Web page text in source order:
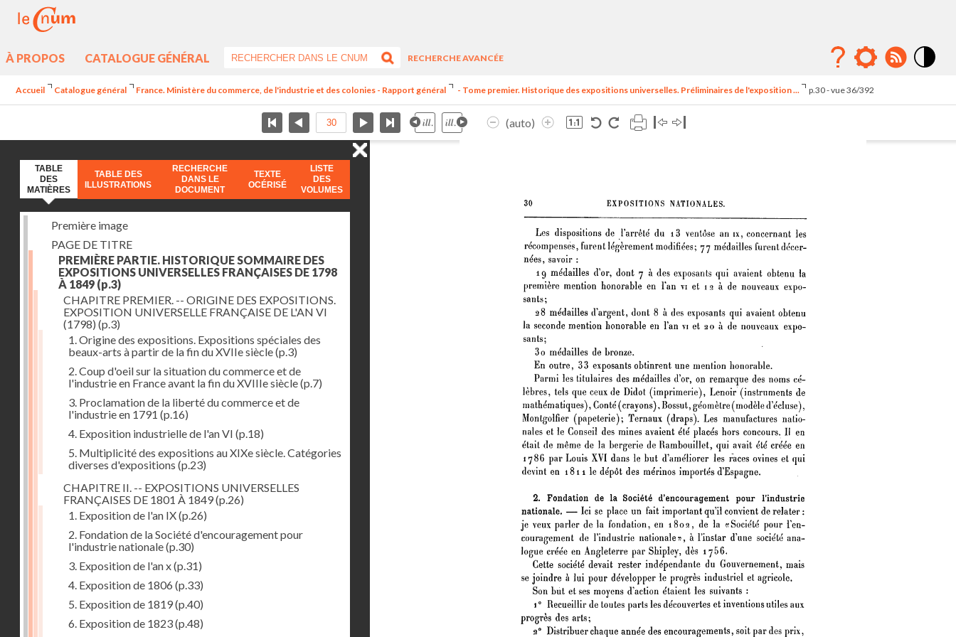
À PROPOS CATALOGUE GÉNÉRAL
RECHERCHE AVANCÉE
Accueil Catalogue général France. Ministère du commerce, de l'industrie et des colonies - Rapport général - Tome premier. Historique des expositions universelles. Préliminaires de l'exposition ... p.30 - vue 36/392
(auto)
TABLE
DES
MATIÈRES
TABLE DES
ILLUSTRATIONS
RECHERCHE
DANS LE
DOCUMENT
TEXTE
OCÉRISÉ
LISTE
DES
VOLUMES
Première image
PAGE DE TITRE
PREMIÈRE PARTIE. HISTORIQUE SOMMAIRE DES
EXPOSITIONS UNIVERSELLES FRANÇAISES DE 1798
À 1849 (p.3)
CHAPITRE PREMIER. -- ORIGINE DES EXPOSITIONS.
EXPOSITION UNIVERSELLE FRANÇAISE DE L'AN VI
(1798) (p.3)
1. Origine des expositions. Expositions spéciales des
beaux-arts à partir de la fin du XVIIe siècle(p.3)
2. Coup d'oeil sur la situation du commerce et de
l'industrie en France avant la fin du XVIIIe siècle(p.7)
3. Proclamation de la liberté du commerce et de
l'industrie en 1791 (p.16)
4. Exposition industrielle de l'an VI (p.18)
5. Multiplicité des expositions au XIXe siècle. Catégories
diverses d'expositions (p.23)
CHAPITRE II. -- EXPOSITIONS UNIVERSELLES
FRANÇAISES DE 1801 À 1849(p.26)
1. Exposition de l'an IX(p.26)
2. Fondation de la Société d'encouragement pour
l'industrie nationale(p.30)
3. Exposition de l'an x(p.31)
4. Exposition de 1806 (p.33)
5. Exposition de 1819(p.40)
6. Exposition de 1823(p.48)